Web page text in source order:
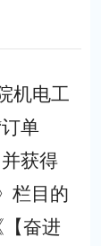
机电工
订单
获得
栏目的
奋进